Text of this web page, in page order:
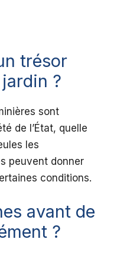
trésor
?
sont
de l’État, quelle
les
peuvent donner
conditions.
avant de
?